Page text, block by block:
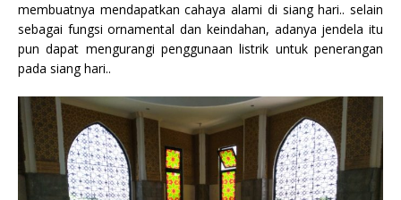
membuatnya mendapatkan cahaya alami di siang hari.. selain
sebagai fungsi ornamental dan keindahan, adanya jendela itu
pun dapat mengurangi penggunaan listrik untuk penerangan
pada siang hari..